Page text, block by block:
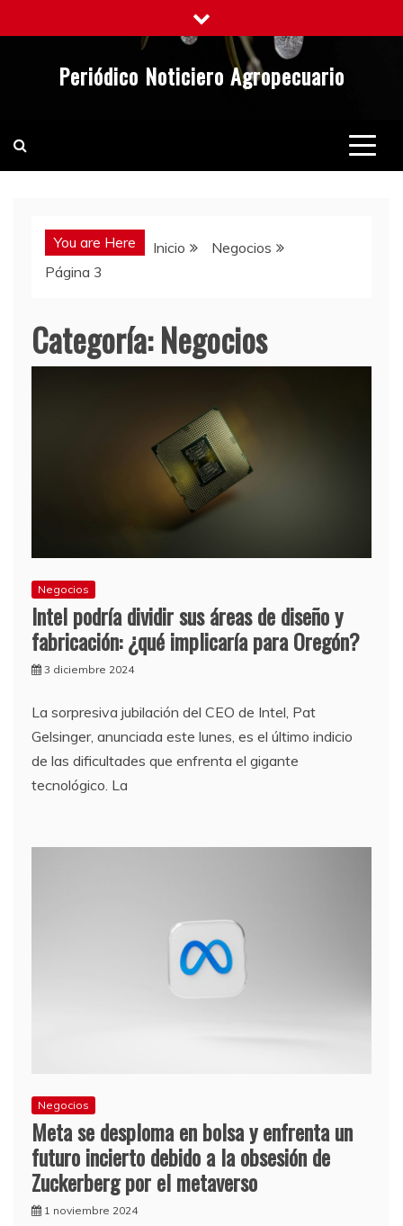
al
Periódico Noticiero Agropecuario
You are Here Inicio
Negocios
Página 3
Categoría:Negocios
Negocios
Intel podría dividir sus áreas de diseño y
fabricación: ¿qué implicaría para Oregón?
3 diciembre 2024
La sorpresiva jubilación del CEO de Intel, Pat
Gelsinger, anunciada este lunes, es el último indicio
de las dificultades que enfrenta el gigante
tecnológico. La
Negocios
Meta se desploma en bolsa y enfrenta un
futuro incierto debido a la obsesión de
Zuckerberg por el metaverso
1 noviembre 2024